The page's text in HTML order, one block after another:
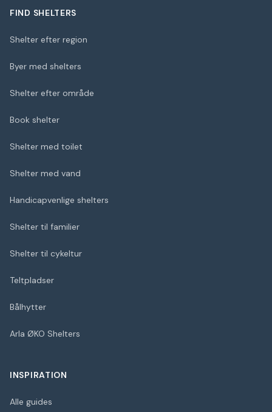
FIND SHELTERS
Shelter efter region
Byer med shelters
Shelter efter område
Book shelter
Shelter med toilet
Shelter med vand
Handicapvenlige shelters
Shelter til familier
Shelter til cykeltur
Teltpladser
Bålhytter
Arla ØKO Shelters
INSPIRATION
Alle guides